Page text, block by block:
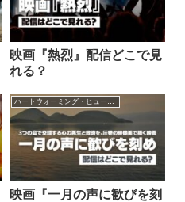
映画『熱烈』配信どこで見
れる？
ハートウォーミング・ヒューマン作品
映画『一月の声に歓びを刻